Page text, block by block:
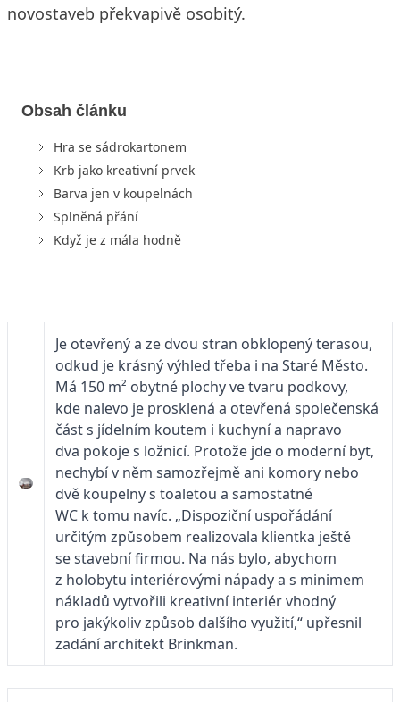
novostaveb překvapivě osobitý.
Obsah článku
Hra se sádrokartonem
Krb jako kreativní prvek
Barva jen v koupelnách
Splněná přání
Když je z mála hodně
Je otevřený a ze dvou stran obklopený terasou,
odkud je krásný výhled třeba i na Staré Město.
Má 150 m² obytné plochy ve tvaru podkovy,
kde nalevo je prosklená a otevřená společenská
část s jídelním koutem i kuchyní a napravo
dva pokoje s ložnicí. Protože jde o moderní byt,
nechybí v něm samozřejmě ani komory nebo
dvě koupelny s toaletou a samostatné
WC k tomu navíc. „Dispoziční uspořádání
určitým způsobem realizovala klientka ještě
se stavební firmou. Na nás bylo, abychom
z holobytu interiérovými nápady a s minimem
nákladů vytvořili kreativní interiér vhodný
pro jakýkoliv způsob dalšího využití,“ upřesnil
zadání architekt Brinkman.